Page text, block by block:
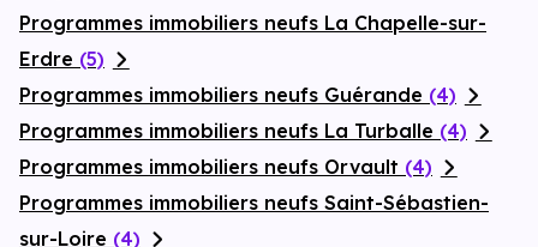
Programmes immobiliers neufs La Chapelle-sur-
Erdre (5)
Programmes immobiliers neufs Guérande (4)
Programmes immobiliers neufs La Turballe (4)
Programmes immobiliers neufs Orvault (4)
Programmes immobiliers neufs Saint-Sébastien-
sur-Loire (4)